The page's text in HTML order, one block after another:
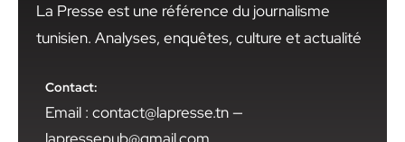
La Presse est une référence du journalisme
tunisien. Analyses, enquêtes, culture et actualité
Contact:
Email : contact@lapresse.tn —